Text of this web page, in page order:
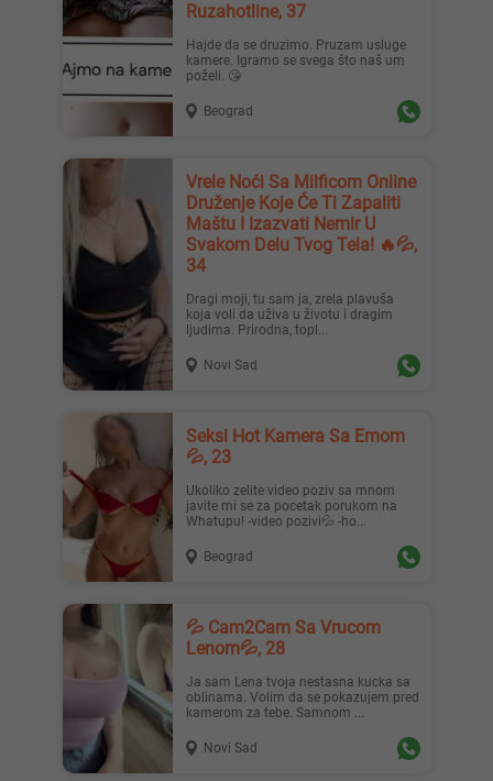
Ruzahotline, 37
Hajde da se druzimo. Pruzam usluge
kamere. Igramo se svega što naš um
poželi. 😘
Beograd
Vrele Noći Sa Milficom Online
Druženje Koje Će Ti Zapaliti
Maštu I Izazvati Nemir U
Svakom Delu Tvog Tela! 🔥💦,
34
Dragi moji, tu sam ja, zrela plavuša
koja voli da uživa u životu i dragim
ljudima. Prirodna, topl...
Novi Sad
Seksi Hot Kamera Sa Emom
💦, 23
Ukoliko zelite video poziv sa mnom
javite mi se za pocetak porukom na
Whatupu! -video pozivi💦 -ho...
Beograd
💦 Cam2Cam Sa Vrucom
Lenom💦, 28
Ja sam Lena tvoja nestasna kucka sa
oblinama. Volim da se pokazujem pred
kamerom za tebe. Samnom ...
Novi Sad